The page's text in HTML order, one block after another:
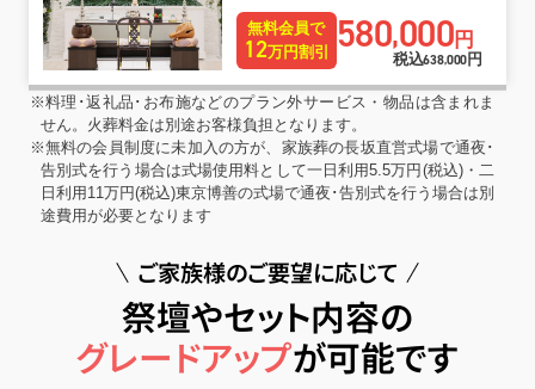
無料会員で
12万円割引 580,000円
税込638,000円
※料理･返礼品･お布施などのプラン外サービス・物品は含まれま
せん。火葬料金は別途お客様負担となります。
※無料の会員制度に未加入の方が、家族葬の長坂直営式場で通夜･
告別式を行う場合は式場使用料として一日利用5.5万円(税込)・二
日利用11万円(税込)東京博善の式場で通夜･告別式を行う場合は別
途費用が必要となります
ご家族様のご要望に応じて
祭壇やセット内容の
グレードアップが可能です